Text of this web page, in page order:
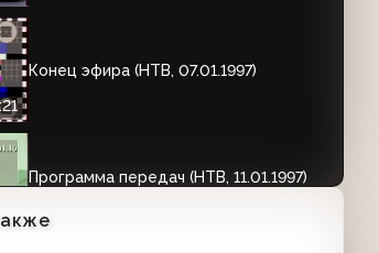
Конец эфира (НТВ, 07.01.1997)
Программа передач (НТВ, 11.01.1997)